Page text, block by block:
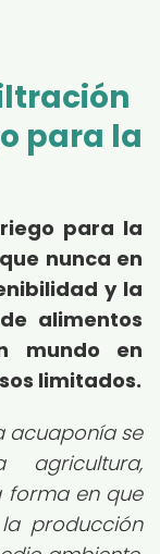
para la
para la
nunca en
y la
alimentos
mundo en
limitados.
acuaponía se
forma en que
producción